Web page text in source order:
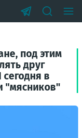
под этим
друг
в
"мясников"